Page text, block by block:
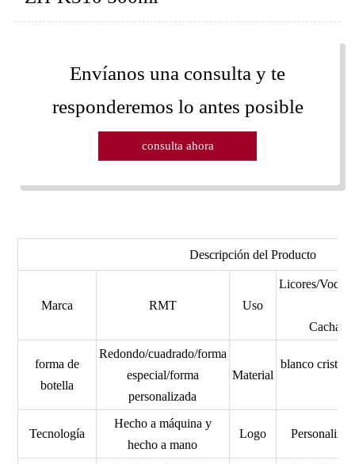
Envíanos una consulta y te
responderemos lo antes posible
consulta ahora
Descripción del Producto
Marca RMT Uso
Licores/
forma de
botella
Redondo/cuadrado/forma
especial/forma
personalizada
Material
blanco cristal/
Tecnología
Hecho a máquina y
hecho a mano
Logo